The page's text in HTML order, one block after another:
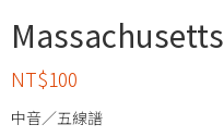
Massachusetts
NT$100
中音／五線譜